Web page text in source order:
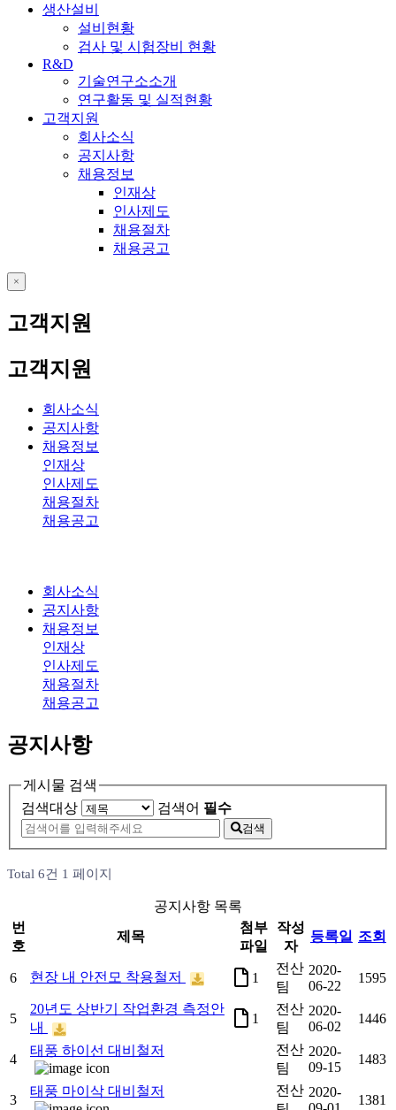
생산설비
설비현황
검사 및 시험장비 현황
R&D
기술연구소소개
연구활동 및 실적현황
고객지원
회사소식
공지사항
채용정보
인재상
인사제도
채용절차
채용공고
close
고객지원
고객지원
회사소식
공지사항
채용정보
인재상
인사제도
채용절차
채용공고
회사소식
공지사항
채용정보
인재상
인사제도
채용절차
채용공고
공지사항
게시물 검색
검색대상
검색어 필수
검색
Total 6건 1 페이지
공지사항 목록
번
호
제목
첨부
파일
작성
자
등록일 조회
6 현장 내 안전모 착용철저 file
1
전산
팀
2020-
06-22
1595
5
20년도 상반기 작업환경 측정안
내
file
1
전산
팀
2020-
06-02
1446
4
태풍 하이선 대비철저
전산
팀
2020-
09-15
1483
3
태풍 마이삭 대비철저
전산 2020-
1381